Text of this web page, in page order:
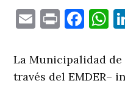
EmailPrint
La Municipalidad de
través del EMDER–